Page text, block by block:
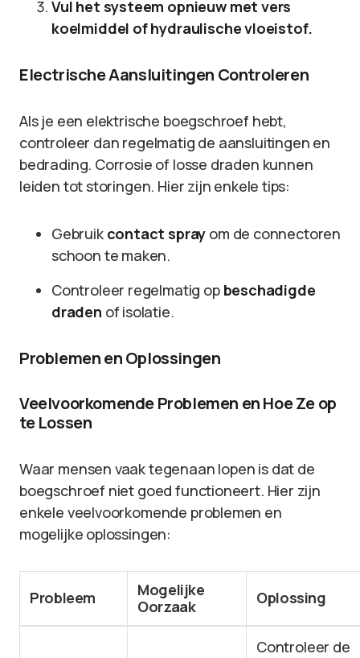
Vul het systeem opnieuw met vers
koelmiddel of hydraulische vloeistof.
Electrische Aansluitingen Controleren
Als je een elektrische boegschroef hebt,
controleer dan regelmatig de aansluitingen en
bedrading. Corrosie of losse draden kunnen
leiden tot storingen. Hier zijn enkele tips:
Gebruik contact spray om de connectoren
schoon te maken.
Controleer regelmatig op beschadigde
draden of isolatie.
Problemen en Oplossingen
Veelvoorkomende Problemen en Hoe Ze op
te Lossen
Waar mensen vaak tegenaan lopen is dat de
boegschroef niet goed functioneert. Hier zijn
enkele veelvoorkomende problemen en
mogelijke oplossingen:
Probleem
Mogelijke
Oorzaak
Oplossing
Controleer de